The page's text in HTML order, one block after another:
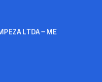
LTDA – ME